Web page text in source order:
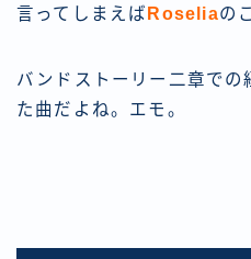
言ってしまえば Roseliaの
バンドストーリー二章での
た曲だよね。エモ。